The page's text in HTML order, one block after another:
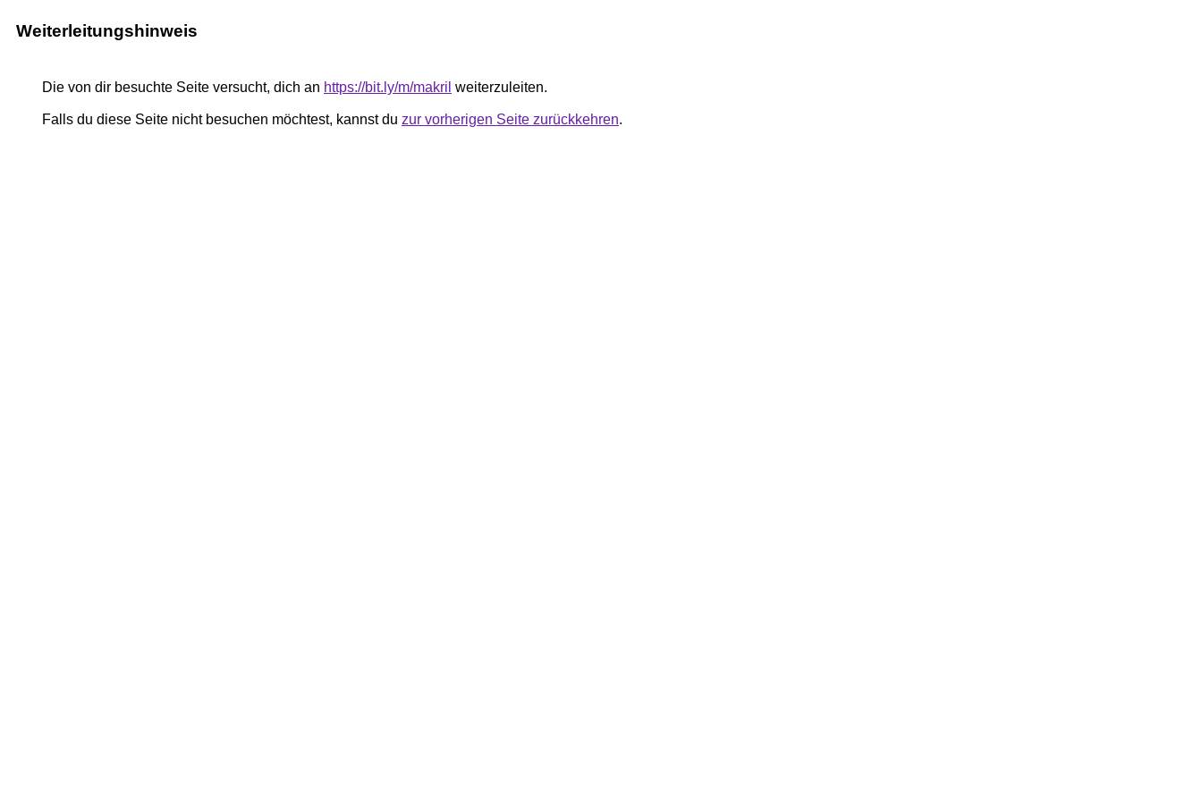
Weiterleitungshinweis
Die von dir besuchte Seite versucht, dich an https://bit.ly/m/makril weiterzuleiten.
Falls du diese Seite nicht besuchen möchtest, kannst du zur vorherigen Seite zurückkehren.